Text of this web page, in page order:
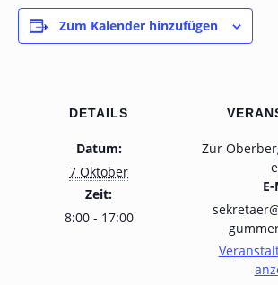
Zum Kalender hinzufügen
DETAILS
Datum:
7 Oktober
Zeit:
8:00 - 17:00
Zur